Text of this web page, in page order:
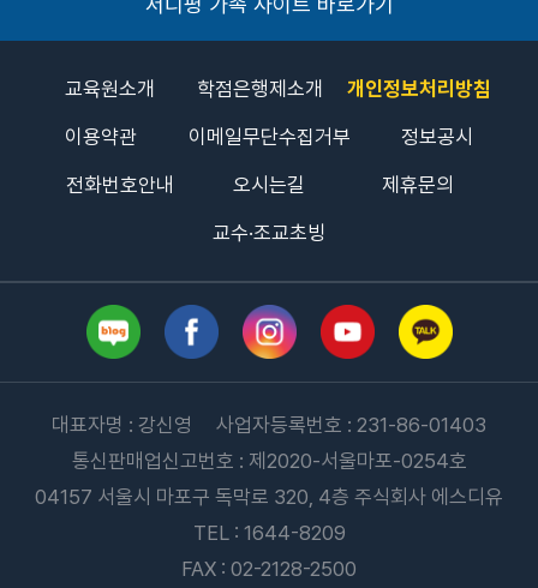
RMA : 8GB 이상
하드디스크 : 120GB 이상
응시 등의 기능이 정상적으로 작동되지 않습니다.
※ MAC(애플사 기기)에서는 시험 응시가
불가합니다.
인터넷속도 : 100 mbps 이상
부족으로 정상적으로 작동되지 않습니다.
교육원소개 학점은행제소개
개인정보처리방침
이용약관
이메일무단수집거부
정보공시
전화번호안내
오시는길
제휴문의
교수·조교초빙
대표자명 : 강신영 사업자등록번호 : 231-86-01403
통신판매업신고번호 : 제2020-서울마포-0254호
04157 서울시 마포구 독막로 320, 4층 주식회사 에스디유
TEL : 1644-8209
FAX : 02-2128-2500